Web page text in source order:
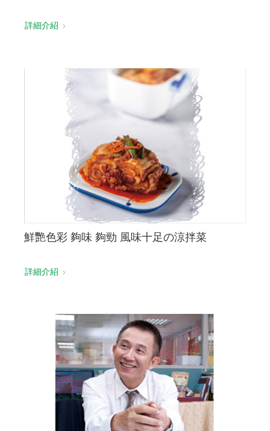
詳細介紹
鮮艷色彩 夠味 夠勁 風味十足の涼拌菜
詳細介紹